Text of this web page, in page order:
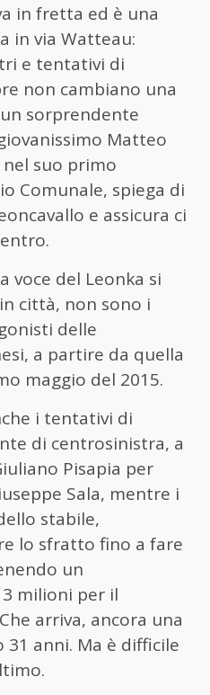
in fretta ed è una
in via Watteau:
e tentativi di
non cambiano una
sorprendente
Matteo
nel suo primo
Comunale, spiega di
e assicura ci
voce del Leonka si
città, non sono i
delle
a partire da quella
maggio del 2015.
i tentativi di
di centrosinistra, a
Pisapia per
Sala, mentre i
stabile,
lo sfratto fino a fare
un
milioni per il
arriva, ancora una
anni. Ma è difficile